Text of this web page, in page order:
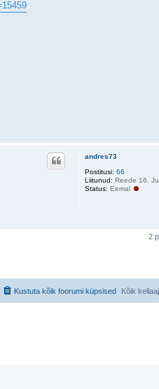
andres73
Postitusi: 66
Liitunud: Reede 16.
Status: Eemal
2
Kõik
Kustuta kõik foorumi küpsised